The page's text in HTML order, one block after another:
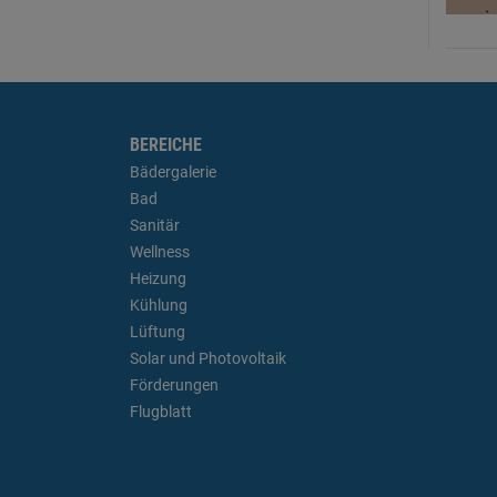
BEREICHE
Bädergalerie
Bad
Sanitär
Wellness
Heizung
Kühlung
Lüftung
Solar und Photovoltaik
Förderungen
Flugblatt